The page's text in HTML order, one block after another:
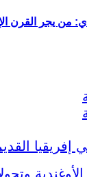
من يجر